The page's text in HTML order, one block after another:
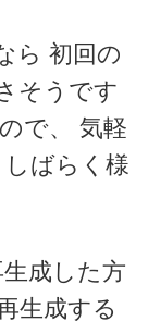
ら 初回の
そうです
で、 気軽
ばらく様
成した方
生成する